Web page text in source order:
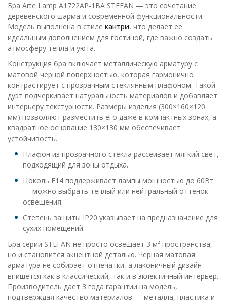
Бра Arte Lamp A1722AP-1BA STEFAN — это сочетание
деревенского шарма и современной функциональности.
Модель выполнена в стиле кантри, что делает ее
идеальным дополнением для гостиной, где важно создать
атмосферу тепла и уюта.
Конструкция бра включает металлическую арматуру с
матовой черной поверхностью, которая гармонично
контрастирует с прозрачным стеклянным плафоном. Такой
дуэт подчеркивает натуральность материалов и добавляет
интерьеру текстурности. Размеры изделия (300×160×120
мм) позволяют разместить его даже в компактных зонах, а
квадратное основание 130×130 мм обеспечивает
устойчивость.
Плафон из прозрачного стекла рассеивает мягкий свет,
подходящий для зоны отдыха.
Цоколь E14 поддерживает лампы мощностью до 60Вт
— можно выбрать теплый или нейтральный оттенок
освещения.
Степень защиты IP20 указывает на предназначение для
сухих помещений.
Бра серии STEFAN не просто освещает 3 м² пространства,
но и становится акцентной деталью. Черная матовая
арматура не собирает отпечатки, а лаконичный дизайн
впишется как в классический, так и в эклектичный интерьер.
Производитель дает 3 года гарантии на модель,
подтверждая качество материалов — металла, пластика и